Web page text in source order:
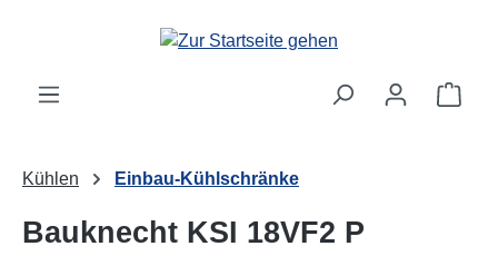
Zum Hauptinhalt springen
Kühlen Einbau-Kühlschränke
Bauknecht KSI 18VF2 P